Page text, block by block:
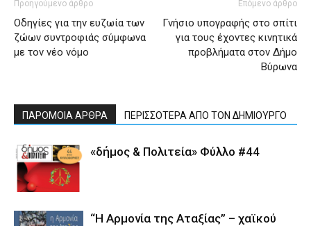
Προηγούμενο άρθρο
Οδηγίες για την ευζωία των
ζώων συντροφιάς σύμφωνα
με τον νέο νόμο
Επόμενο άρθρο
Γνήσιο υπογραφής στο σπίτι
για τους έχοντες κινητικά
προβλήματα στον Δήμο
Βύρωνα
ΠΑΡΟΜΟΙΑ ΑΡΘΡΑ ΠΕΡΙΣΣΟΤΕΡΑ ΑΠΟ ΤΟΝ ΔΗΜΙΟΥΡΓΟ
«δήμος & Πολιτεία» Φύλλο #44
“Η Αρμονία της Αταξίας” – χαϊκού